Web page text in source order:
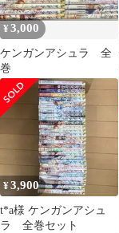
¥3,000
ケンガンアシュラ 全
巻
¥3,900
t*a様 ケンガンアシュ
ラ 全巻セット